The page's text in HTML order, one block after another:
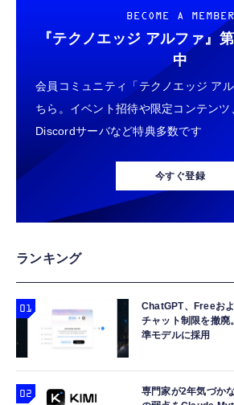
BECOME A MEMBER
『テクノエッジ アルファ』
中
会員コミュニティ「テクノエッジ ア
ちら。イベント招待や限定コンテンツ
Discordサーバなど特典多数です
今すぐ登録
ランキング
ChatGPT、Freeお
チャット制限を撤
準モデルに採用
専門家が2年気づか